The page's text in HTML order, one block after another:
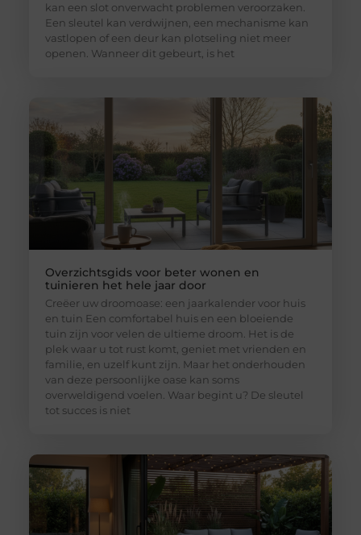
kan een slot onverwacht problemen veroorzaken.
Een sleutel kan verdwijnen, een mechanisme kan
vastlopen of een deur kan plotseling niet meer
openen. Wanneer dit gebeurt, is het
Overzichtsgids voor beter wonen en
tuinieren het hele jaar door
Creëer uw droomoase: een jaarkalender voor huis
en tuin Een comfortabel huis en een bloeiende
tuin zijn voor velen de ultieme droom. Het is de
plek waar u tot rust komt, geniet met vrienden en
familie, en uzelf kunt zijn. Maar het onderhouden
van deze persoonlijke oase kan soms
overweldigend voelen. Waar begint u? De sleutel
tot succes is niet